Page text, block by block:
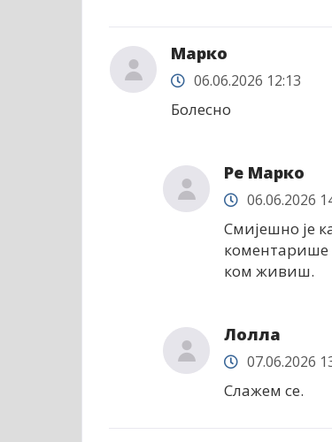
Марко
06.06.2026 12:13
Болесно
Ре Марко
06.06.2026
Смијешно је
коментарише
ком живиш.
Лолла
07.06.2026
Слажем се.